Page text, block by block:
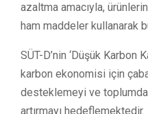
azaltma amacıyla,
ham maddeler kullanarak
SÜT-D’nin ‘Düşük Karbon
karbon ekonomisi için
desteklemeyi ve
artırmayı hedeflemektedir.